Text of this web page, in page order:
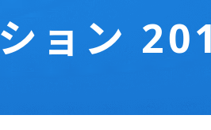
ョン